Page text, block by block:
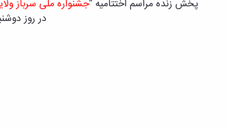
پخش زنده مراسم اختتامیه "جشنواره ملی سرباز
در روز دوشنبه ۲۵ اسفند، راس ساعت ۱۱:۳۰ در آدرس های زیر